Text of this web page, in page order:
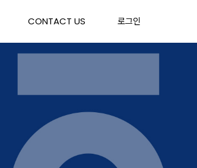
CONTACT US 로그인